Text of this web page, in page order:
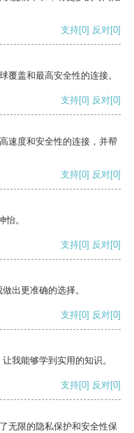
支持[0] 反对[0]
覆盖和最高安全性的连接。
支持[0] 反对[0]
速度和安全性的连接，并帮
支持[0] 反对[0]
。
支持[0] 反对[0]
出更准确的选择。
支持[0] 反对[0]
我能够学到实用的知识。
支持[0] 反对[0]
无限的隐私保护和安全性保